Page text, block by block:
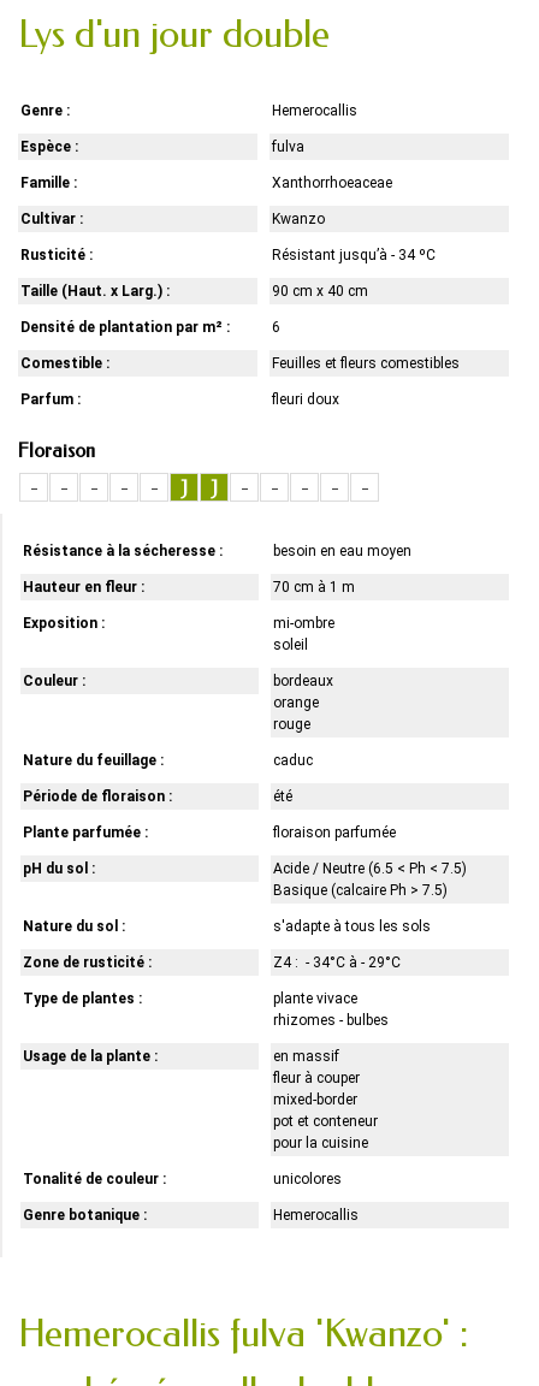
Lys d'un jour double
Genre : Hemerocallis
Espèce : fulva
Famille : Xanthorrhoeaceae
Cultivar : Kwanzo
Rusticité : Résistant jusqu’à - 34 ºC
Taille (Haut. x Larg.) : 90 cm x 40 cm
Densité de plantation par m² : 6
Comestible : Feuilles et fleurs comestibles
Parfum : fleuri doux
Floraison
-
- - - - J J - - - - -
Résistance à la sécheresse : besoin en eau moyen
Hauteur en fleur : 70 cm à 1 m
Exposition :
mi-ombre
soleil
Couleur :
bordeaux
orange
rouge
Nature du feuillage : caduc
Période de floraison : été
Plante parfumée : floraison parfumée
pH du sol :
Acide / Neutre (6.5 < Ph < 7.5)
Basique (calcaire Ph > 7.5)
Nature du sol : s'adapte à tous les sols
Zone de rusticité : Z4 : - 34°C à - 29°C
Type de plantes :
plante vivace
rhizomes - bulbes
Usage de la plante :
en massif
fleur à couper
mixed-border
pot et conteneur
pour la cuisine
Tonalité de couleur : unicolores
Genre botanique : Hemerocallis
Hemerocallis fulva 'Kwanzo' :